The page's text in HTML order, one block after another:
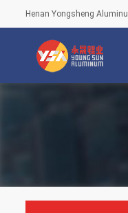
Henan Yongsheng